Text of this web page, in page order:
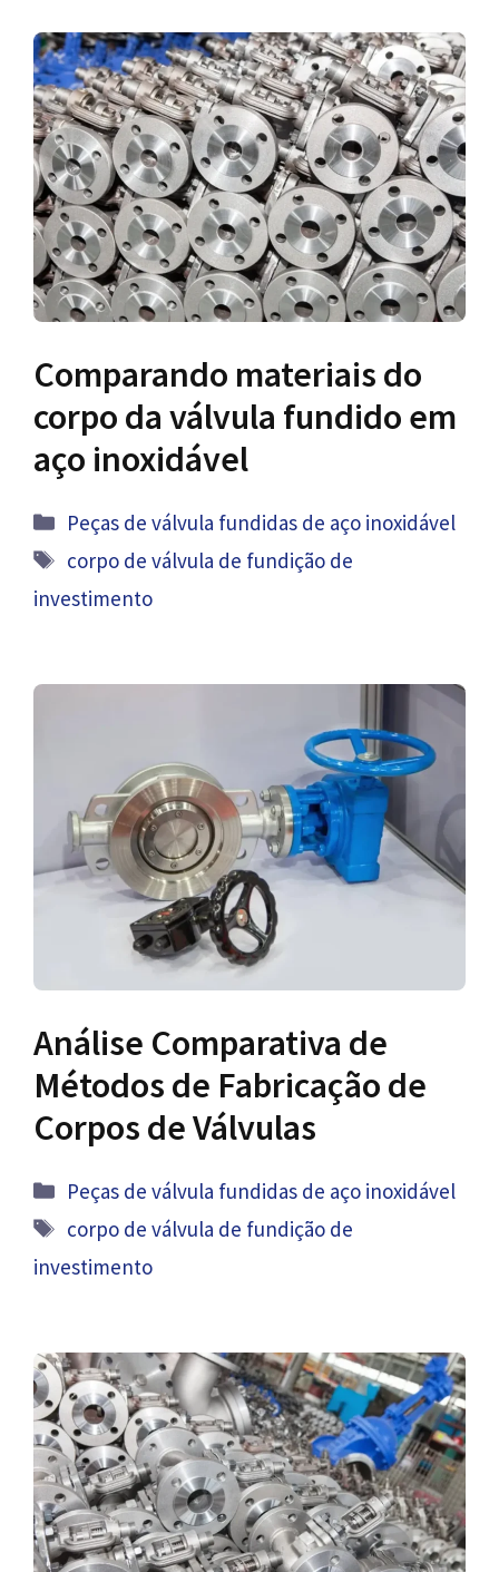
Comparando materiais do
corpo da válvula fundido em
aço inoxidável
Categorias
Peças de válvula fundidas de aço inoxidável
Tag
corpo de válvula de fundição de
investimento
Análise Comparativa de
Métodos de Fabricação de
Corpos de Válvulas
Categorias
Peças de válvula fundidas de aço inoxidável
Tag
corpo de válvula de fundição de
investimento